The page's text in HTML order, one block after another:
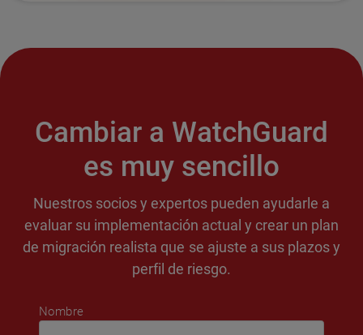
Nombre
Cambiar a WatchGuard
es muy sencillo
Nuestros socios y expertos pueden ayudarle a
evaluar su implementación actual y crear un plan
de migración realista que se ajuste a sus plazos y
perfil de riesgo.